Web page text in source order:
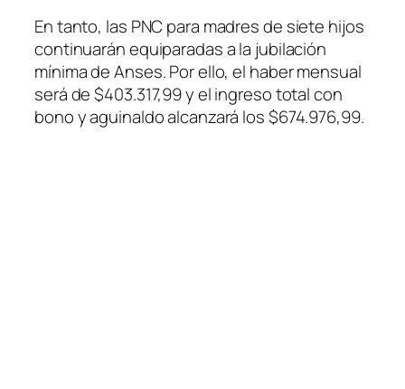
En tanto, las PNC para madres de siete hijos
continuarán equiparadas a la jubilación
mínima de Anses. Por ello, el haber mensual
será de $403.317,99 y el ingreso total con
bono y aguinaldo alcanzará los $674.976,99.